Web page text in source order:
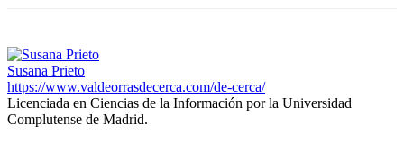
Susana Prieto
https://www.valdeorrasdecerca.com/de-cerca/
Licenciada en Ciencias de la Información por la Universidad
Complutense de Madrid.